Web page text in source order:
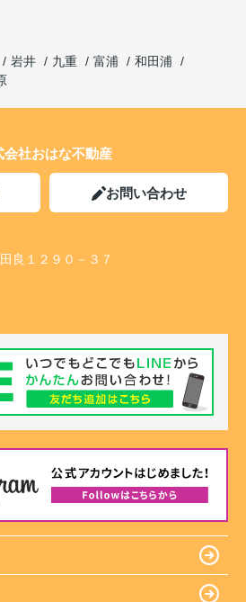
岩井 九重 富浦
和田浦
会社おはな不動産
お問い合わせ
良１２９０－３７